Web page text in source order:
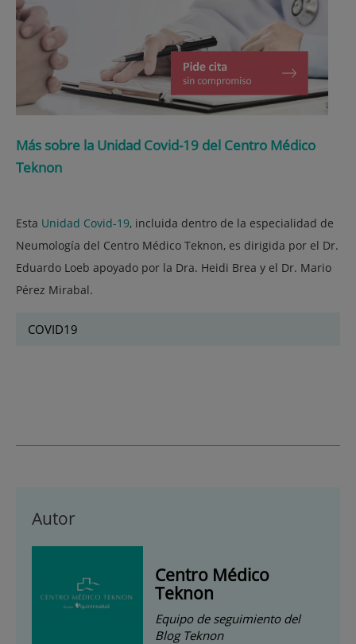
Más sobre la Unidad Covid-19 del Centro Médico
Teknon
Esta Unidad Covid-19, incluida dentro de la especialidad de
Neumología del Centro Médico Teknon, es dirigida por el Dr.
Eduardo Loeb apoyado por la Dra. Heidi Brea y el Dr. Mario
Pérez Mirabal.
COVID19
Autor
Centro Médico
Teknon
Equipo de seguimiento del
Blog Teknon